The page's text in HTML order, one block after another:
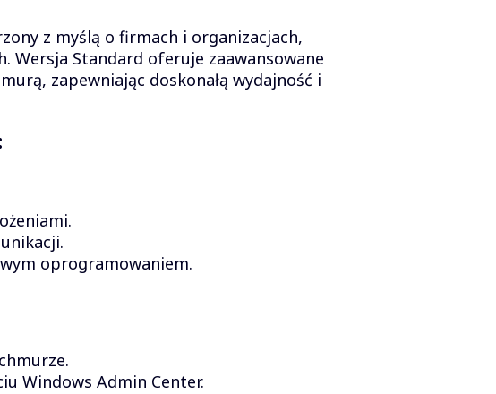
z myślą o firmach i organizacjach,
Wersja Standard oferuje zaawansowane
zapewniając doskonałą wydajność i
oprogramowaniem.
Windows Admin Center.